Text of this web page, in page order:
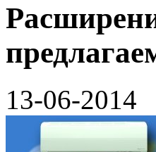
13-06-2014